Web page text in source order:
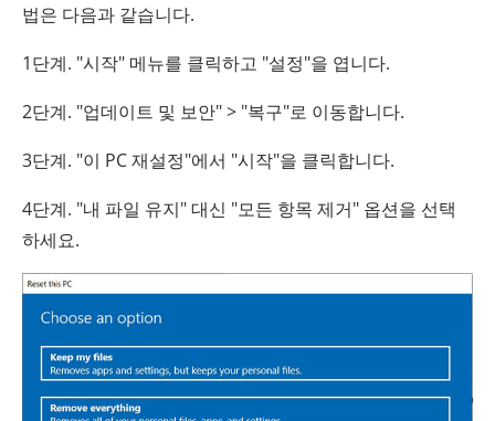
법은 다음과 같습니다.
1단계. "시작" 메뉴를 클릭하고 "설정"을 엽니다.
2단계. "업데이트 및 보안" > "복구"로 이동합니다.
3단계. "이 PC 재설정"에서 "시작"을 클릭합니다.
4단계. "내 파일 유지" 대신 "모든 항목 제거" 옵션을 선택
하세요.